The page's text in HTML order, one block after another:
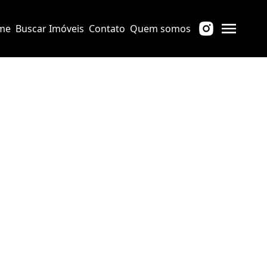
Buscar Imóveis Contato Quem somos